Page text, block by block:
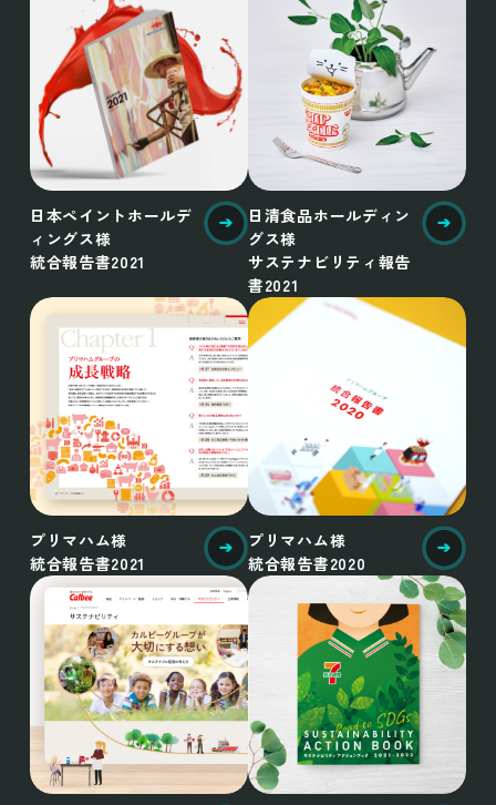
日本ペイントホールデ
ィングス様
統合報告書2021
日清食品ホールディン
グス様
サステナビリティ報告
書2021
プリマハム様
統合報告書2021
プリマハム様
統合報告書2020